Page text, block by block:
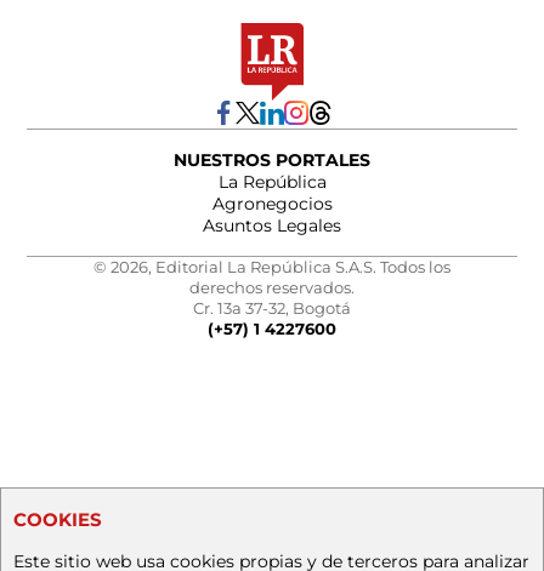
NUESTROS PORTALES
La República
Agronegocios
Asuntos Legales
© 2026, Editorial La República S.A.S. Todos los
derechos reservados.
Cr. 13a 37-32, Bogotá
(+57) 1 4227600
COOKIES
Este sitio web usa cookies propias y de terceros para analizar